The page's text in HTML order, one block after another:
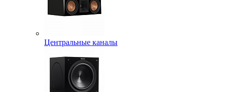
Центральные каналы